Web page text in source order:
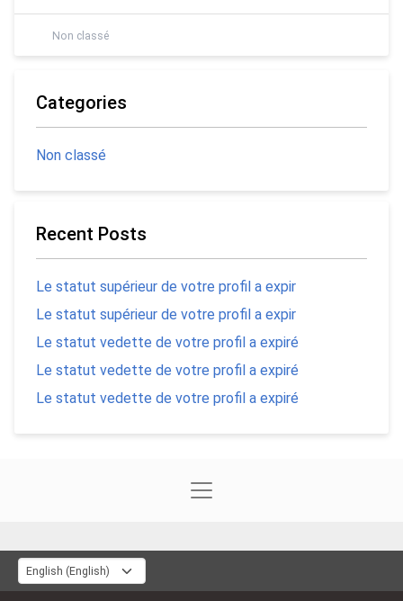
Non classé
Categories
Non classé
Recent Posts
Le statut supérieur de votre profil a expir
Le statut supérieur de votre profil a expir
Le statut vedette de votre profil a expiré
Le statut vedette de votre profil a expiré
Le statut vedette de votre profil a expiré